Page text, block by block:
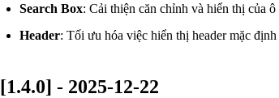
Search Box: Cải thiện căn chỉnh và hiển thị của
Header: Tối ưu hóa việc hiển thị header mặc
[1.4.0] - 2025-12-22